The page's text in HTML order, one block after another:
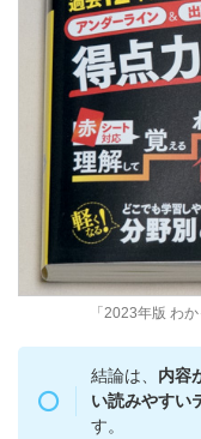
「2023年版 わ
結論は、 内容
い読みやすい
す。